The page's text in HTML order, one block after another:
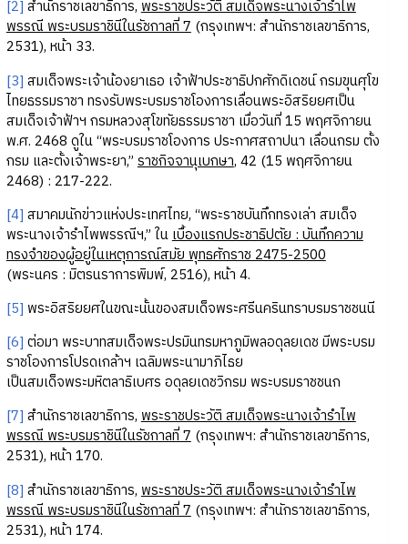
[2] สำนักราชเลขาธิการ,พระราชประวัติ สมเด็จพระนางเจ้ารำไพ
พรรณี พระบรมราชินีในรัชกาลที่ 7(กรุงเทพฯ: สำนักราชเลขาธิการ,​
2531), หน้า 33.
[3] สมเด็จพระเจ้าน้องยาเธอ เจ้าฟ้าประชาธิปกศักดิเดชน์ กรมขุนศุโข
ไทยธรรมราชา ทรงรับพระบรมราชโองการเลื่อนพระอิสริยยศเป็น
สมเด็จเจ้าฟ้าฯ กรมหลวงสุโขทัยธรรมราชา เมื่อวันที่ 15 พฤศจิกายน
พ.ศ. 2468 ดูใน “พระบรมราชโองการ ประกาศสถาปนา เลื่อนกรม ตั้ง
กรม และตั้งเจ้าพระยา,”ราชกิจจานุเบกษา,​ 42 (15 พฤศจิกายน
2468) : 217-222.
[4] สมาคมนักข่าวแห่งประเทศไทย, “พระราชบันทึกทรงเล่า สมเด็จ
พระนางเจ้ารำไพพรรณีฯ,” ในเบื้องแรกประชาธิปตัย : บันทึกความ
ทรงจำของผู้อยู่ในเหตุการณ์สมัย พุทธศักราช 2475-2500
(พระนคร : มิตรนราการพิมพ์, 2516), หน้า 4.
[5] พระอิสริยยศในขณะนั้นของสมเด็จพระศรีนครินทราบรมราชชนนี
[6] ต่อมา พระบาทสมเด็จพระปรมินทรมหาภูมิพลอดุลยเดช มีพระบรม
ราชโองการโปรดเกล้าฯ เฉลิมพระนามาภิไธย
เป็นสมเด็จพระมหิตลาธิเบศร อดุลยเดชวิกรม พระบรมราชชนก
[7] สำนักราชเลขาธิการ,พระราชประวัติ สมเด็จพระนางเจ้ารำไพ
พรรณี พระบรมราชินีในรัชกาลที่ 7(กรุงเทพฯ: สำนักราชเลขาธิการ,​
2531), หน้า 170.
[8] สำนักราชเลขาธิการ,พระราชประวัติ สมเด็จพระนางเจ้ารำไพ
พรรณี พระบรมราชินีในรัชกาลที่ 7(กรุงเทพฯ: สำนักราชเลขาธิการ,​
2531), หน้า 174.